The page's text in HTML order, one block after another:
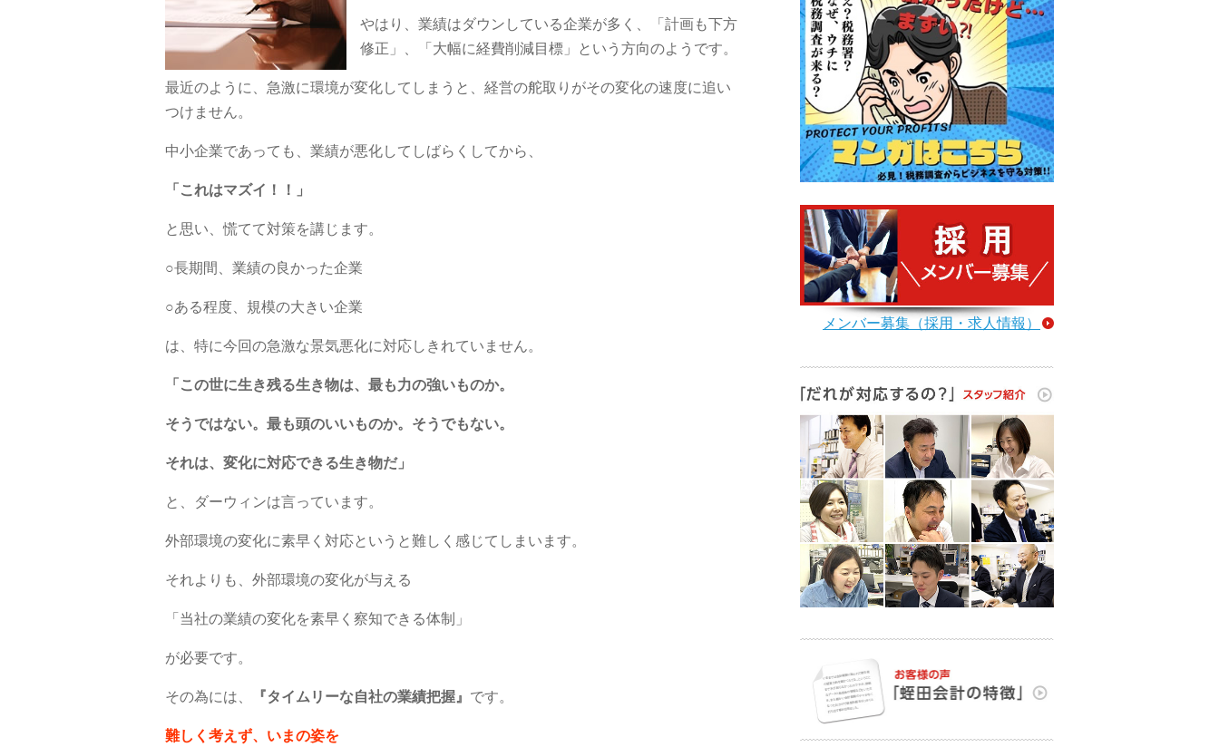
やはり、業績はダウンしている企業が多く、「計画も下方
修正」、「大幅に経費削減目標」という方向のようです。
最近のように、急激に環境が変化してしまうと、経営の舵取りがその変化の速度に追い
つけません。
中小企業であっても、業績が悪化してしばらくしてから、
「これはマズイ！！」
と思い、慌てて対策を講じます。
○長期間、業績の良かった企業
○ある程度、規模の大きい企業
は、特に今回の急激な景気悪化に対応しきれていません。
「この世に生き残る生き物は、最も力の強いものか。
そうではない。最も頭のいいものか。そうでもない。
それは、変化に対応できる生き物だ」
と、ダーウィンは言っています。
外部環境の変化に素早く対応というと難しく感じてしまいます。
それよりも、外部環境の変化が与える
「当社の業績の変化を素早く察知できる体制」
が必要です。
その為には、 『タイムリーな自社の業績把握』 です。
難しく考えず、いまの姿を
メンバー募集（採用・求人情報）